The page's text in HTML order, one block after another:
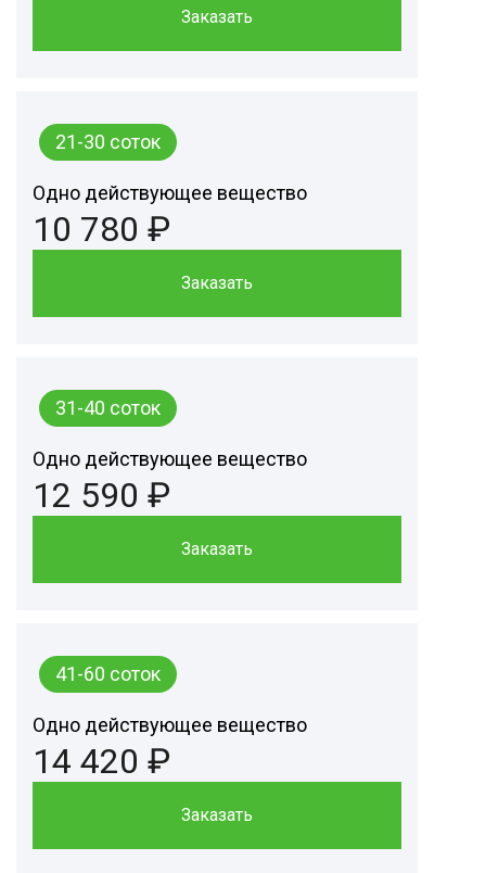
Заказать
21-30 соток
Одно действующее вещество
10 780 ₽
Заказать
31-40 соток
Одно действующее вещество
12 590 ₽
Заказать
41-60 соток
Одно действующее вещество
14 420 ₽
Заказать